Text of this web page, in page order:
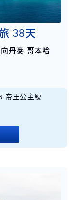
38天
丹麥 哥本哈
帝王公主號